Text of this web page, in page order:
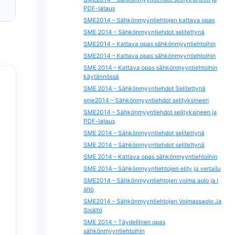
PDF-lataus
SME2014 – Sähkönmyyntiehtojen kattava opas
SME 2014 – Sähkönmyyntiehdot selitettynä
SME2014 – Kattava opas sähkönmyyntiehtoihin
SME2014 – Kattava opas sähkönmyyntiehtoihin
SME 2014 – Kattava opas sähkönmyyntiehtoihin
käytännössä
SME 2014 – Sähkönmyyntiehdot Selitettynä
sme2014 – Sähkönmyyntiehdot selityksineen
SME2014 – Sähkönmyyntiehdot selityksineen ja
PDF-lataus
SME 2014 – Sähkönmyyntiehdot selitettynä
SME 2014 – Sähkönmyyntiehdot selitettynä
SME 2014 – Kattava opas sähkönmyyntiehtoihin
SME 2014 – Sähkönmyyntiehtojen elity ja vertailu
SME2014 – Sähkönmyyntiehtojen voima aolo ja i
ältö
SME2014 – Sähkönmyyntiehtojen Voimassaolo Ja
Sisältö
SME 2014 – Täydellinen opas
sähkönmyyntiehtoihin